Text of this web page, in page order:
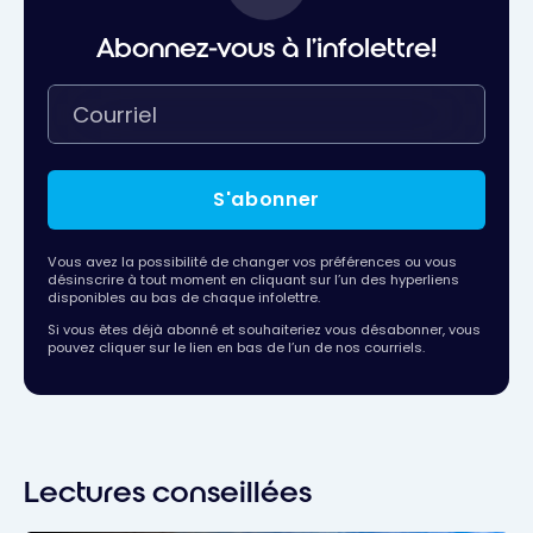
Abonnez-vous à l'infolettre!
S'abonner
Vous avez la possibilité de changer vos préférences ou vous
désinscrire à tout moment en cliquant sur l’un des hyperliens
disponibles au bas de chaque infolettre.
Si vous êtes déjà abonné et souhaiteriez vous désabonner, vous
pouvez cliquer sur le lien en bas de l’un de nos courriels.
Lectures conseillées